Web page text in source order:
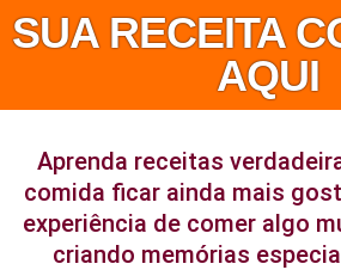
SUA RECEITA
AQUI
Aprenda receitas
comida ficar ainda mais
experiência de comer algo
criando memórias